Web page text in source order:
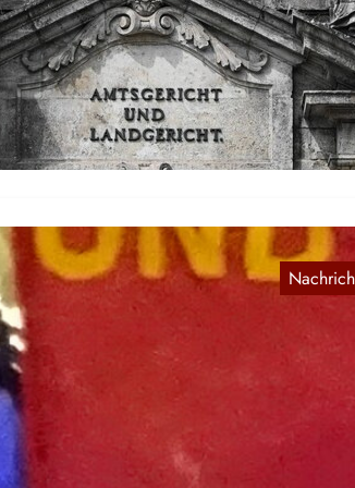
Aug.
Anfang
Blogs
Nov.
Am 25.
Frauen,
statt. Von